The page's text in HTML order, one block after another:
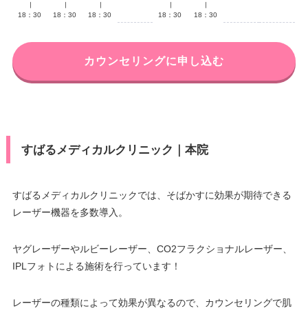
18：30
18：30
18：30
18：30
18：30
カウンセリングに申し込む
すばるメディカルクリニック｜本院
すばるメディカルクリニックでは、そばかすに効果が期待できる
レーザー機器を多数導入。
ヤグレーザーやルビーレーザー、CO2フラクショナルレーザー、
IPLフォトによる施術を行っています！
レーザーの種類によって効果が異なるので、カウンセリングで肌